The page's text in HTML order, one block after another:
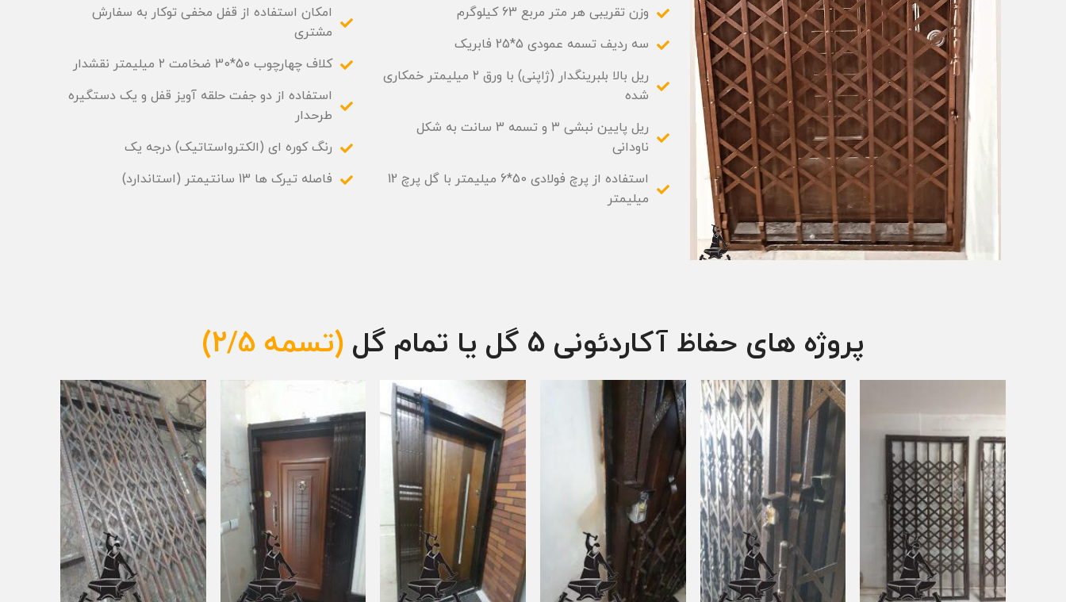
وزن تقریبی هر متر مربع 63 کیلوگرم​
سه ردیف تسمه عمودی 5*25 فابریک
ریل بالا بلبرینگدار (ژاپنی) با ورق ۲ میلیمتر خمکاری
شده​
ریل پایین نبشی ۳ و تسمه 3 سانت به شکل
ناودانی​
استفاده از پرچ فولادی 50*6 میلیمتر با گل پرچ 12
میلیمتر
امکان استفاده از قفل مخفی توکار به سفارش
مشتری
کلاف چهارچوب 50*30 ضخامت ۲ میلیمتر نقشدار
استفاده از دو جفت حلقه آویز قفل و یک دستگیره
طرحدار
رنگ کوره ای (الکترواستاتیک) درجه یک
فاصله تیرک ها 13 سانتیمتر (استاندارد)
پروژه های حفاظ آکاردئونی 5 گل یا تمام گل (تسمه 2/5)